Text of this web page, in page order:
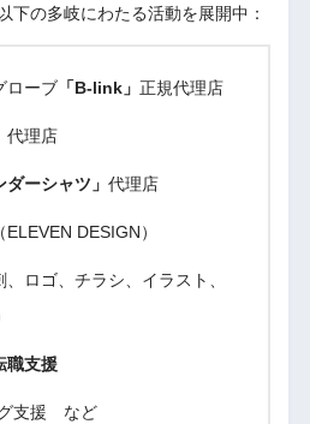
下の多岐にわたる活動を展開中：
ローブ「B-link」 正規代理店
代理店
ダーシャツ」 代理店
ELEVEN DESIGN）
、ロゴ、チラシ、イラスト、
職支援
支援 など